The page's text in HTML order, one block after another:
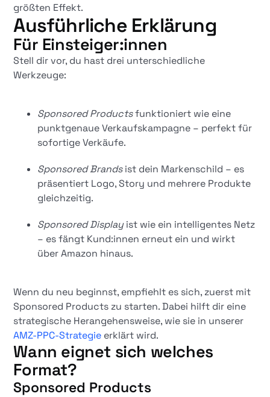
größten Effekt.
Ausführliche Erklärung
Für Einsteiger:innen
Stell dir vor, du hast drei unterschiedliche
Werkzeuge:
Sponsored Productsfunktioniert wie eine
punktgenaue Verkaufskampagne – perfekt für
sofortige Verkäufe.
Sponsored Brandsist dein Markenschild – es
präsentiert Logo, Story und mehrere Produkte
gleichzeitig.
Sponsored Displayist wie ein intelligentes Netz
– es fängt Kund:innen erneut ein und wirkt
über Amazon hinaus.
Wenn du neu beginnst, empfiehlt es sich, zuerst mit
Sponsored Products zu starten. Dabei hilft dir eine
strategische Herangehensweise, wie sie in unserer
AMZ-PPC-Strategie erklärt wird.
Wann eignet sich welches
Format?
Sponsored Products